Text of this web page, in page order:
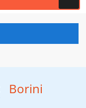
Borini